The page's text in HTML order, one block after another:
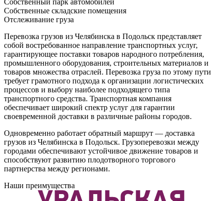
Собственный парк автомобилей
Собственные складские помещения
Отслеживание груза
Перевозка грузов из Челябинска в Подольск представляет
собой востребованное направление транспортных услуг,
гарантирующее поставки товаров народного потребления,
промышленного оборудования, строительных материалов и
товаров множества отраслей. Перевозка груза по этому пути
требует грамотного подхода к организации логистических
процессов и выбору наиболее подходящего типа
транспортного средства. Транспортная компания
обеспечивает широкий спектр услуг для гарантии
своевременной доставки в различные районы городов.
Одновременно работает обратный маршрут — доставка
грузов из Челябинска в Подольск. Грузоперевозки между
городами обеспечивают устойчивое движение товаров и
способствуют развитию плодотворного торгового
партнерства между регионами.
Наши преимущества